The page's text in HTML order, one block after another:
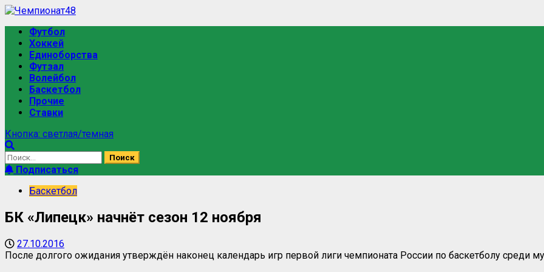
Футбол
Хоккей
Единоборства
Футзал
Волейбол
Баскетбол
Прочие
Ставки
Кнопка: светлая/темная
Подписаться
Баскетбол
БК «Липецк» начнёт сезон 12 ноября
27.10.2016
После долгого ожидания утверждён наконец календарь игр первой лиги чемпионата России по баскетболу среди